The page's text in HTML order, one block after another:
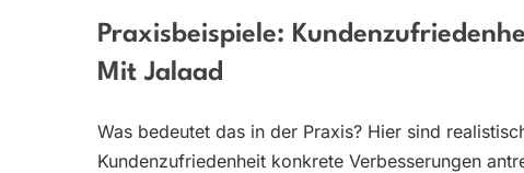
Praxisbeispiele:
Mit Jalaad
Was bedeutet das in der Praxis? Hier sind
Kundenzufriedenheit konkrete Verbesserungen